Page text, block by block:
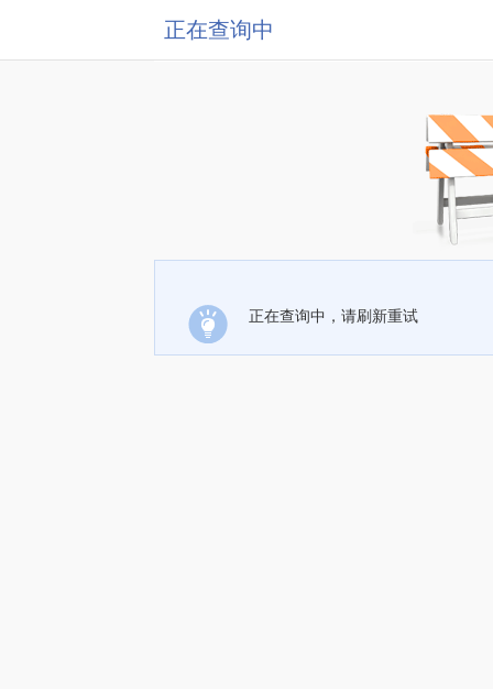
正在查询中
正在查询中，请刷新重试